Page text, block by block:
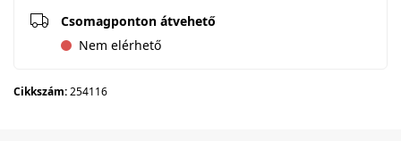
Csomagponton átvehető
Nem elérhető
Cikkszám:254116